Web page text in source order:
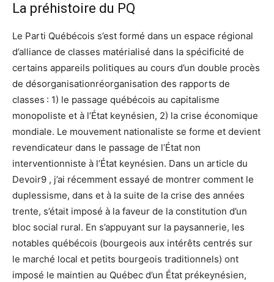
La préhistoire du PQ
Le Parti Québécois s’est formé dans un espace régional
d’alliance de classes matérialisé dans la spécificité de
certains appareils politiques au cours d’un double procès
de désorganisationréorganisation des rapports de
classes : 1) le passage québécois au capitalisme
monopoliste et à l’État keynésien, 2) la crise économique
mondiale. Le mouvement nationaliste se forme et devient
revendicateur dans le passage de l’État non
interventionniste à l’État keynésien. Dans un article du
Devoir9 , j’ai récemment essayé de montrer comment le
duplessisme, dans et à la suite de la crise des années
trente, s’était imposé à la faveur de la constitution d’un
bloc social rural. En s’appuyant sur la paysannerie, les
notables québécois (bourgeois aux intérêts centrés sur
le marché local et petits bourgeois traditionnels) ont
imposé le maintien au Québec d’un État prékeynésien,